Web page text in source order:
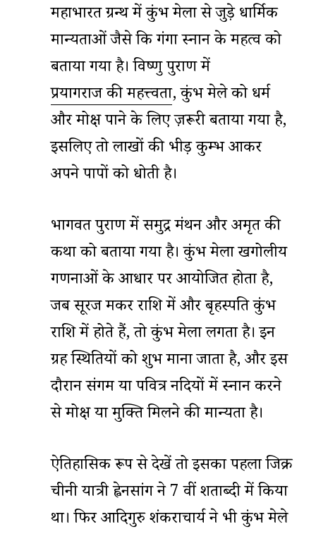
महाभारत ग्रन्थ में कुंभ मेला से जुड़े धार्मिक
मान्यताओं जैसे कि गंगा स्नान के महत्व को
बताया गया है। विष्णु पुराण में
प्रयागराज की महत्त्वता, कुंभ मेले को धर्म
और मोक्ष पाने के लिए ज़रूरी बताया गया है,
इसलिए तो लाखों की भीड़ कुम्भ आकर
अपने पापों को धोती है।
भागवत पुराण में समुद्र मंथन और अमृत की
कथा को बताया गया है। कुंभ मेला खगोलीय
गणनाओं के आधार पर आयोजित होता है,
जब सूरज मकर राशि में और बृहस्पति कुंभ
राशि में होते हैं, तो कुंभ मेला लगता है। इन
ग्रह स्थितियों को शुभ माना जाता है, और इस
दौरान संगम या पवित्र नदियों में स्नान करने
से मोक्ष या मुक्ति मिलने की मान्यता है।
ऐतिहासिक रूप से देखें तो इसका पहला जिक्र
चीनी यात्री ह्वेनसांग ने 7 वीं शताब्दी में किया
था। फिर आदिगुरु शंकराचार्य ने भी कुंभ मेले